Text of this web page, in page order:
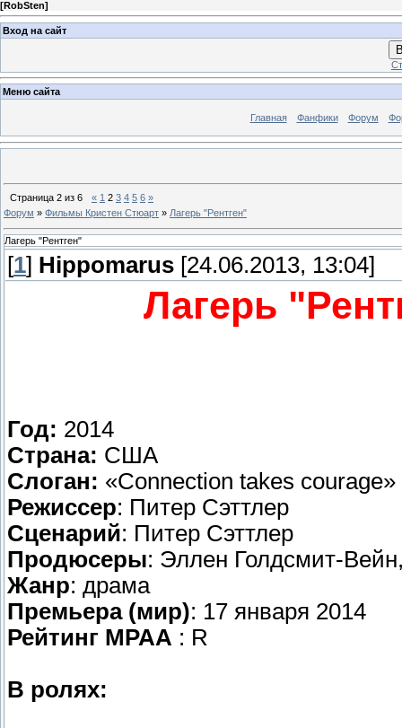
[RobSten]
Вход на сайт
Меню сайта
Главная Фанфики Форум
Страница 2 из 6 « 1 2 3 4 5 6 »
Форум » Фильмы Кристен Стюарт » Лагерь "Рентген"
Лагерь "Рентген"
[1] Hippomarus [24.06.2013, 13:04]
Лагерь
Год: 2014
Страна: США
Слоган: «Connection takes courage»
Режиссер: Питер Сэттлер
Сценарий: Питер Сэттлер
Продюсеры: Эллен Голдсмит-
Жанр: драма
Премьера (мир): 17 января 2014
Рейтинг MPAA : R
В ролях: